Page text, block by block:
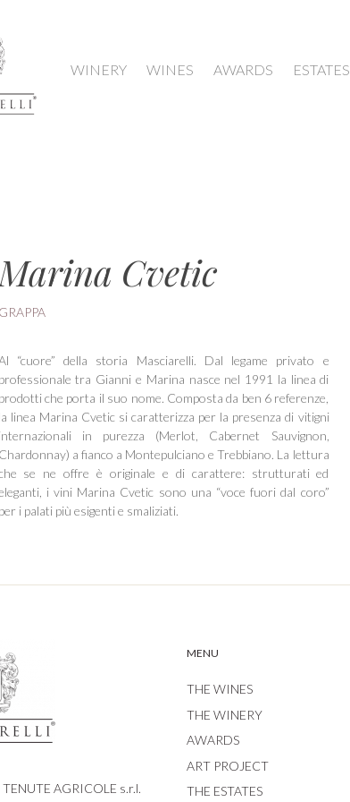
WINERY WINES AWARDS ESTATES
Marina Cvetic
GRAPPA
“cuore” della storia Masciarelli. Dal legame privato e
professionale tra Gianni e Marina nasce nel 1991 la linea di
prodotti che porta il suo nome. Composta da ben 6 referenze,
la linea Marina Cvetic si caratterizza per la presenza di vitigni
internazionali in purezza (Merlot, Cabernet Sauvignon,
Chardonnay) a fianco a Montepulciano e Trebbiano. La lettura
se ne offre è originale e di carattere: strutturati ed
i vini Marina Cvetic sono una “voce fuori dal coro”
per i palati più esigenti e smaliziati.
AGRICOLE s.r.l.
MENU
THE WINES
THE WINERY
AWARDS
ART PROJECT
THE ESTATES